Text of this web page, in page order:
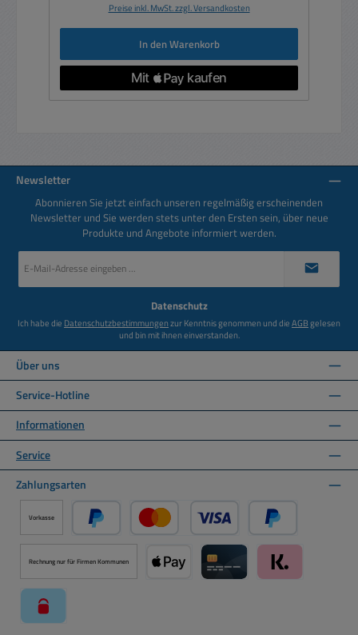
Preise inkl. MwSt. zzgl. Versandkosten
In den Warenkorb
Newsletter
Abonnieren Sie jetzt einfach unseren regelmäßig erscheinenden
Newsletter und Sie werden stets unter den Ersten sein, über neue
Produkte und Angebote informiert werden.
Mail-
Datenschutz
Ich habe die Datenschutzbestimmungenzur Kenntnis genommen und dieAGBgelesen
und bin mit ihnen einverstanden.
Über uns
Service-Hotline
Informationen
Service
Zahlungsarten
Vorkasse
PayPal Kredit- oder Debitkarte über PayPal
Später Bezahlen
Rechnung nur für Firmen Kommunen